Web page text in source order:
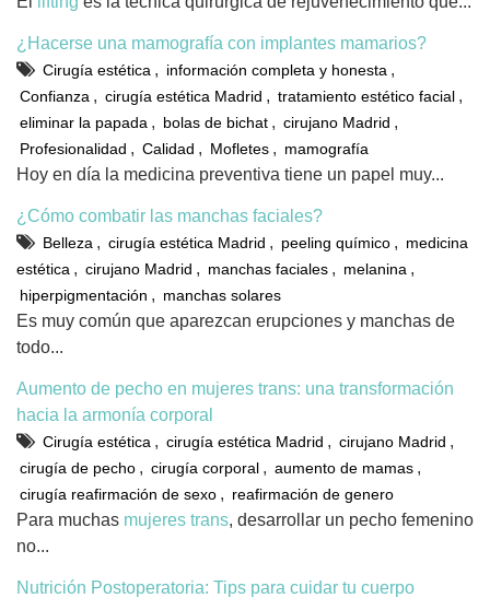
¿Hacerse una mamografía con implantes mamarios?
Cirugía estética , información completa y honesta ,
Confianza , cirugía estética Madrid , tratamiento estético facial ,
eliminar la papada , bolas de bichat , cirujano Madrid ,
Profesionalidad , Calidad , Mofletes , mamografía
Hoy en día la medicina preventiva tiene un papel muy...
¿Cómo combatir las manchas faciales?
Belleza , cirugía estética Madrid , peeling químico , medicina
estética , cirujano Madrid , manchas faciales , melanina ,
hiperpigmentación , manchas solares
Es muy común que aparezcan erupciones y manchas de
todo...
Aumento de pecho en mujeres trans: una transformación
hacia la armonía corporal
Cirugía estética , cirugía estética Madrid , cirujano Madrid ,
cirugía de pecho , cirugía corporal , aumento de mamas ,
cirugía reafirmación de sexo , reafirmación de genero
Para muchas mujeres trans, desarrollar un pecho femenino
no...
Nutrición Postoperatoria: Tips para cuidar tu cuerpo